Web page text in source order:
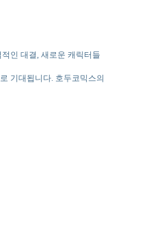
인 대결, 새로운 캐릭터들
기대됩니다. 호두코믹스의